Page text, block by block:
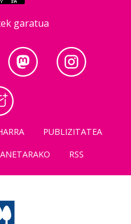
garatua
PUBLIZITATEA
RSS